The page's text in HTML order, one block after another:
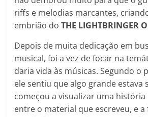
riffs e melodias marcantes,
embrião doTHE LIGHTBRINGER
Depois de muita dedicação em
musical, foi a vez de focar na
daria vida às músicas. Segundo o
ele sentiu que algo grande estava
começou a visualizar uma
entre o material que escreveu, e